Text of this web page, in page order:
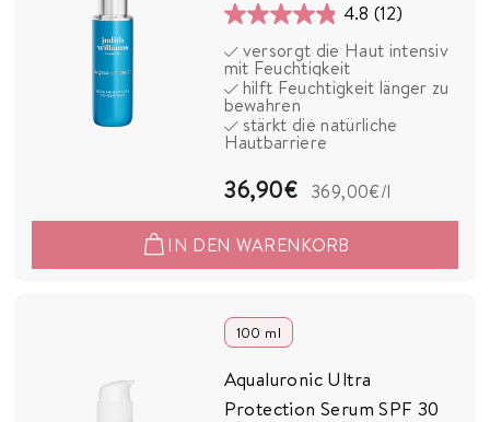
4.8 (12)
4.8
von
5
Sternen.
12
versorgt die Haut intensiv
mit Feuchtigkeit
hilft Feuchtigkeit länger zu
bewahren
stärkt die natürliche
Hautbarriere
36,90€3
6
,
369,00€/l
IN DEN WARENKORB
100 ml
Aqualuronic Ultra
Protection Serum SPF 30